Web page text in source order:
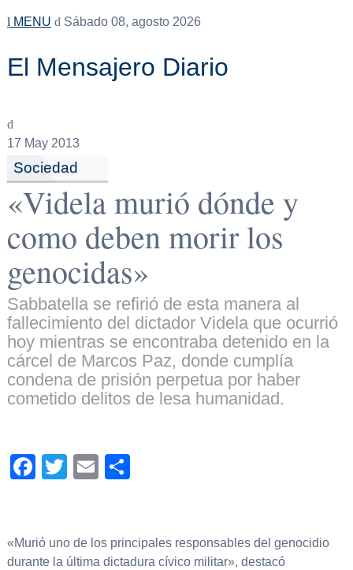
MENU Sábado 08, agosto 2026
El Mensajero Diario
17 May 2013
Sociedad
«Videla murió dónde y
como deben morir los
genocidas»
Sabbatella se refirió de esta manera al
fallecimiento del dictador Videla que ocurrió
hoy mientras se encontraba detenido en la
cárcel de Marcos Paz, donde cumplía
condena de prisión perpetua por haber
cometido delitos de lesa humanidad.
Facebook
TwitterEmail
«Murió uno de los principales responsables del genocidio
durante la última dictadura cívico militar», destacó